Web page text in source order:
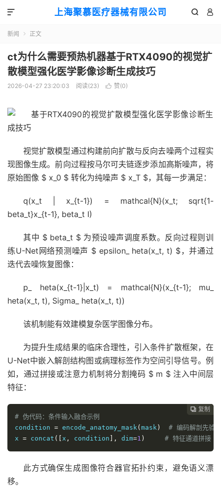
上海聚慕医疗器械有限公司  

新闻  正文
ct为什么需要预热机器基于RTX4090的视觉扩
散模型强化医学影像诊断生成技巧
2026-04-27 23:20:03 阅读(23)  赞(0)
视觉扩散模型通过构建前向扩散与反向去噪两个过程实
现图像生成。前向过程按马尔可夫链逐步添加高斯噪声，将
原始图像 $ x_0 $ 转化为纯噪声 $ x_T $，其每一步满足：
q(x_t | x_{t-1}) = mathcal{N}(x_t; sqrt{1-
beta_t}x_{t-1}, beta_t I)
其中 $ beta_t $ 为预设噪声调度系数。反向过程则训
练U-Net网络预测噪声 $ epsilon_ heta(x_t, t) $，并通过
迭代去噪恢复图像：
p_ heta(x_{t-1}|x_t) = mathcal{N}(x_{t-1}; mu_
heta(x_t, t), Sigma_ heta(x_t, t))
该机制能有效建模复杂医学图像分布。
为提升生成结果的临床合理性，引入条件扩散框架，在
U-Net中嵌入解剖结构图或病理标签作为空间引导信号。例
如，通过拼接或注意力机制将分割掩码 $ m $ 注入中间层
特征：
 复制
 复制
 复制
 复制
 复制
 复制
 复制
 复制
 复制
 复制
 复制
 复制
 复制
 复制
 复制
 复制
 复制
 复制
 复制
 复制
 复制
 复制
 复制
 复制
 复制
 复制
 复制
# 伪代码：条件输入融合示例
condition = encode_anatomy_mask( mask )
# 编码解剖先验
x = concat ([ x , condition ], dim=1 ) # 特征通道拼接
此方式确保生成图像符合器官拓扑约束，避免语义漂
移。